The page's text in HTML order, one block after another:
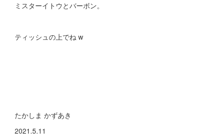
ミスターイトウとバーボン。
ティッシュの上でね w
たかしま かずあき
2021.5.11